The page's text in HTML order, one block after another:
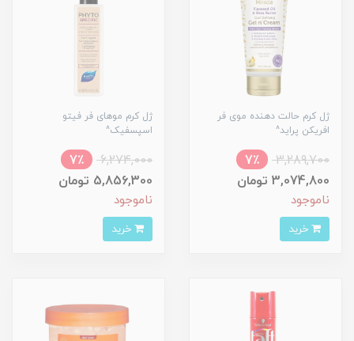
ژل کرم حالت دهنده موی فر
افریکن پراید^
3,289,700
7٪
3,074,800 تومان
ناموجود
ژل کرم موهای فر فیتو
اسپسفیک^
6,274,000
7٪
5,856,300 تومان
ناموجود